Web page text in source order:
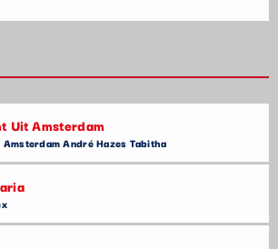
Uit Amsterdam
André Hazes Tabitha